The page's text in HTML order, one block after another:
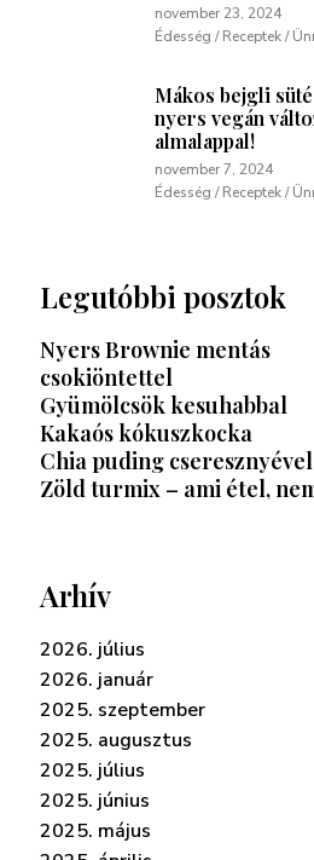
november 23, 2024
Édesség / Receptek /
Mákos bejgli
nyers vegán
almalappal!
november 7, 2024
Édesség / Receptek /
Legutóbbi posztok
Nyers Brownie mentás
csokiöntettel
Gyümölcsök kesuhabbal
Kakaós kókuszkocka
Chia puding cseresznyével
Zöld turmix – ami étel,
Arhív
2026. július
2026. január
2025. szeptember
2025. augusztus
2025. július
2025. június
2025. május